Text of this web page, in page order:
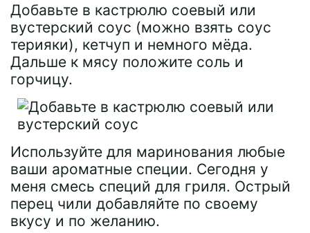
Добавьте в кастрюлю соевый или
вустерский соус (можно взять соус
терияки), кетчуп и немного мёда.
Дальше к мясу положите соль и
горчицу.
Используйте для маринования любые
ваши ароматные специи. Сегодня у
меня смесь специй для гриля. Острый
перец чили добавляйте по своему
вкусу и по желанию.